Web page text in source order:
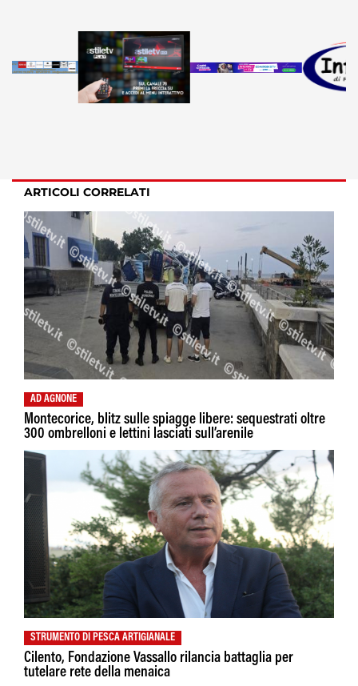
ARTICOLI CORRELATI
AD AGNONE
Montecorice, blitz sulle spiagge libere: sequestrati oltre
300 ombrelloni e lettini lasciati sull’arenile
STRUMENTO DI PESCA ARTIGIANALE
Cilento, Fondazione Vassallo rilancia battaglia per
tutelare rete della menaica